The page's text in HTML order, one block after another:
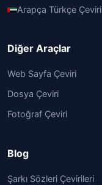
Arapça Türkçe Çeviri
Diğer Araçlar
Web Sayfa Çeviri
Dosya Çeviri
Fotoğraf Çeviri
Blog
Şarkı Sözleri Çevirileri